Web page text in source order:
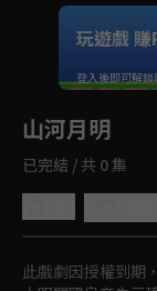
Unmute
如有不
玩遊戲 賺
登入後即可解鎖
山河月明
已完結 / 共 0 集
此戲劇因授權到期